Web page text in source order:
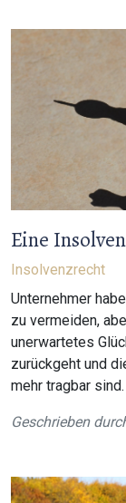
Eine
Insolvenzrecht
Unternehmer
zu vermeiden,
unerwartetes
zurückgeht und
mehr tragbar
Geschrieben